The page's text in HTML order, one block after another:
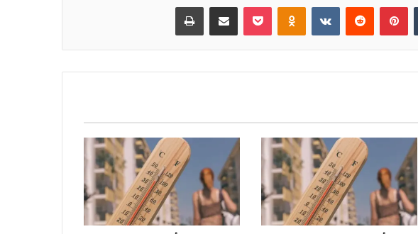
بينتيريست Odnoklassniki
بوكيت مشاركة عبر البريد طباعة